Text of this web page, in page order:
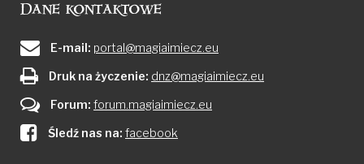
Dane kontaktowe
E-mail: portal@magiaimiecz.eu
Druk na życzenie: dnz@magiaimiecz.eu
Forum: forum.magiaimiecz.eu
Śledź nas na: facebook